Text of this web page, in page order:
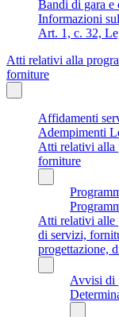
Bandi di gara e
Informazioni
Art. 1, c. 32,
Atti relativi alla
forniture
Affidamenti
Adempimenti
Atti relativi alla
forniture
Atti relativi alle
di servizi,
progettazione,
Avvisi di